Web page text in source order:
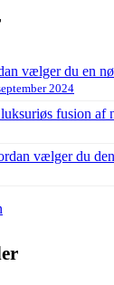
vælger du en
2024
fusion af
vælger du